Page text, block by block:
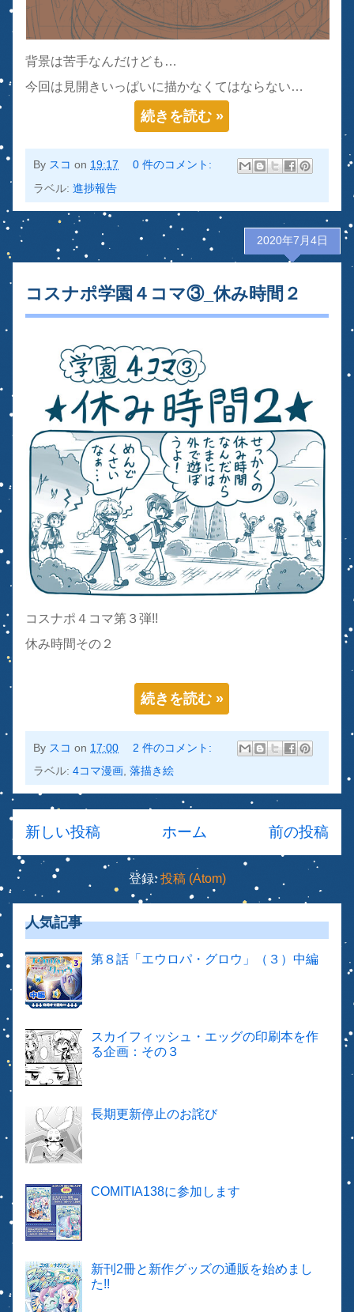
背景は苦手なんだけども…
今回は見開きいっぱいに描かなくてはならない…
続きを読む »
By スコ on 19:17
0 件のコメント:
ラベル: 進捗報告
2020年7月4日
コスナポ学園４コマ③_休み時間２
コスナポ４コマ第３弾!!
休み時間その２
続きを読む »
By スコ on 17:00
2 件のコメント:
ラベル: 4コマ漫画 落描き絵
新しい投稿 前の投稿
ホーム
登録:投稿 (Atom)
人気記事
第８話「エウロパ・グロウ」（３）中編
スカイフィッシュ・エッグの印刷本を作
る企画：その３
長期更新停止のお詫び
COMITIA138に参加します
新刊2冊と新作グッズの通販を始めまし
た!!